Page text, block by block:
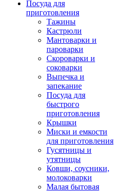
Посуда для
приготовления
Тажины
Кастрюли
Мантоварки и
пароварки
Скороварки и
соковарки
Выпечка и
запекание
Посуда для
быстрого
приготовления
Крышки
Миски и емкости
для приготовления
Гусятницы и
утятницы
Ковши, соусники,
молоковарки
Малая бытовая